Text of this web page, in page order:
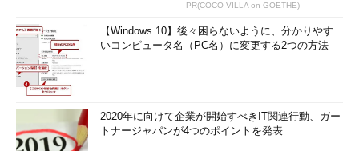
PR(COCO VILLA on GOETHE)
【Windows 10】後々困らないように、分かりやす
いコンピュータ名（PC名）に変更する2つの方法
2020年に向けて企業が開始すべきIT関連行動、ガー
トナージャパンが4つのポイントを発表